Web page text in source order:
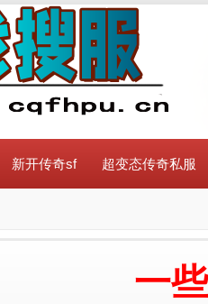
新开传奇sf 超变态传奇私服
一